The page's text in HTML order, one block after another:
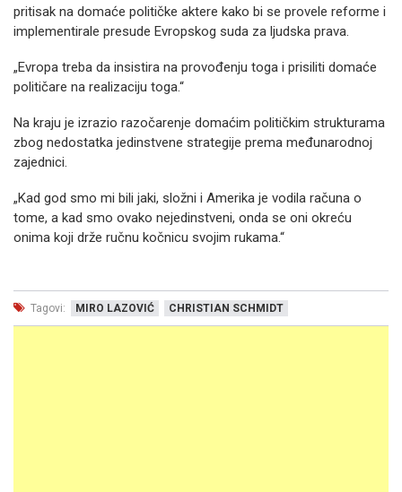
pritisak na domaće političke aktere kako bi se provele reforme i
implementirale presude Evropskog suda za ljudska prava.
„Evropa treba da insistira na provođenju toga i prisiliti domaće
političare na realizaciju toga.“
Na kraju je izrazio razočarenje domaćim političkim strukturama
zbog nedostatka jedinstvene strategije prema međunarodnoj
zajednici.
„Kad god smo mi bili jaki, složni i Amerika je vodila računa o
tome, a kad smo ovako nejedinstveni, onda se oni okreću
onima koji drže ručnu kočnicu svojim rukama.“
Tagovi: MIRO LAZOVIĆ CHRISTIAN SCHMIDT